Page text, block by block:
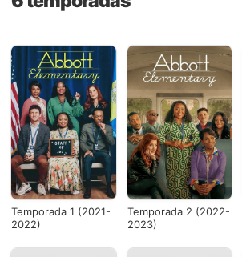
Temporada 1 (2021-
2022)
Temporada 2 (2022-
2023)